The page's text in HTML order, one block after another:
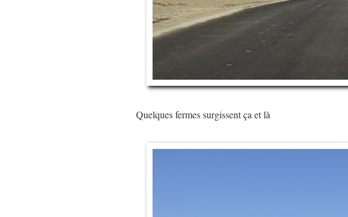
Quelques fermes surgissent ça et là